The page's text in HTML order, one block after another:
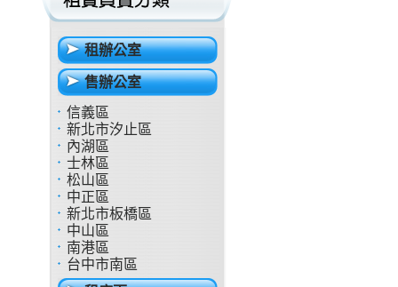
租辦公室
售辦公室
信義區
新北市汐止區
內湖區
士林區
松山區
中正區
新北市板橋區
中山區
南港區
台中市南區